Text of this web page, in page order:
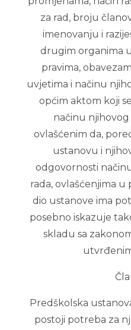
za rad, broju
imenovanju i
drugim organima
pravima,
uvjetima i načinu
općim aktom koji
načinu njihovog
ovlašćenim da,
ustanovu i
odgovornosti
rada, ovlašćenjima
dio ustanove ima
posebno iskazuje
skladu sa
Predškolska
postoji potreba za